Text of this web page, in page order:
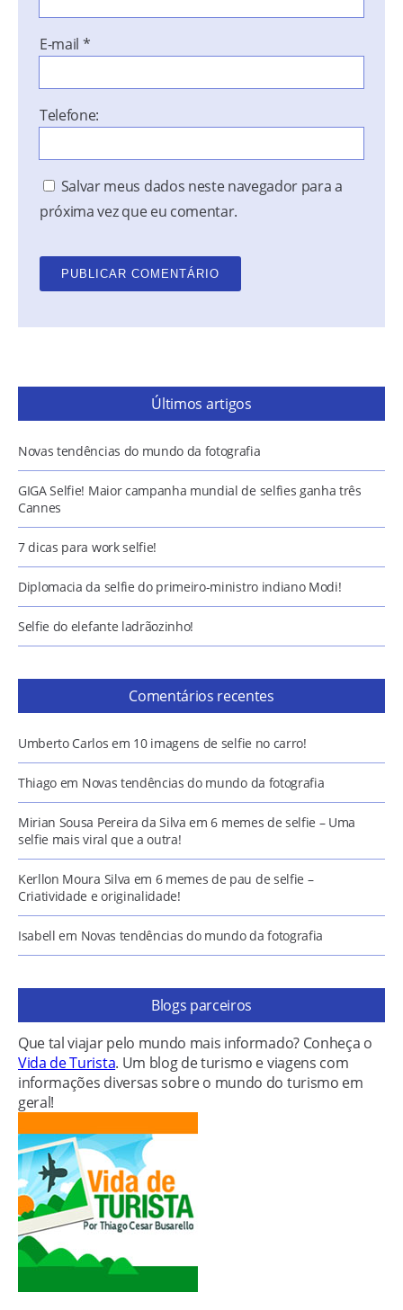
E-mail *
Telefone:
Salvar meus dados neste navegador para a
próxima vez que eu comentar.
Últimos artigos
Novas tendências do mundo da fotografia
GIGA Selfie! Maior campanha mundial de selfies ganha três
Cannes
7 dicas para work selfie!
Diplomacia da selfie do primeiro-ministro indiano Modi!
Selfie do elefante ladrãozinho!
Comentários recentes
Umberto Carlos em 10 imagens de selfie no carro!
Thiago em Novas tendências do mundo da fotografia
Mirian Sousa Pereira da Silva em6 memes de selfie – Uma
selfie mais viral que a outra!
Kerllon Moura Silva em 6 memes de pau de selfie –
Criatividade e originalidade!
Isabell em Novas tendências do mundo da fotografia
Blogs parceiros
Que tal viajar pelo mundo mais informado? Conheça o
Vida de Turista. Um blog de turismo e viagens com
informações diversas sobre o mundo do turismo em
geral!